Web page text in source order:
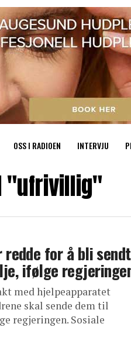
OSS I RADIOEN INTERVJU
"ufrivillig"
redde for å bli sendt
ifølge
med hjelpeapparatet
skal sende dem til
regjeringen. Sosiale